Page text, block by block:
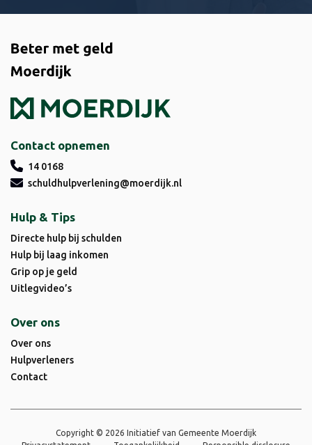
Contact opnemen
14 0168
schuldhulpverlening@moerdijk.nl
Hulp & Tips
Directe hulp bij schulden
Hulp bij laag inkomen
Grip op je geld
Uitlegvideo’s
Over ons
Over ons
Hulpverleners
Contact
Copyright © 2026 Initiatief van Gemeente Moerdijk